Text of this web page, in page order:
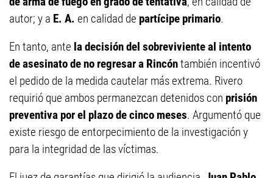
autor; y a E. A. en calidad de partícipe primario.
En tanto, ante la decisión del sobreviviente al intento
de asesinato de no regresar a Rincóntambién incentivó
el pedido de la medida cautelar más extrema. Rivero
requirió que ambos permanezcan detenidos con prisión
preventiva por el plazo de cinco meses. Argumentó que
existe riesgo de entorpecimiento de la investigación y
para la integridad de las víctimas.